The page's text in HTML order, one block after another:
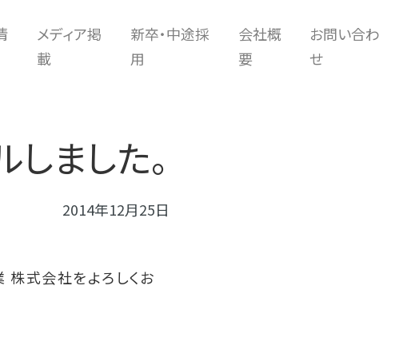
メディア掲
載
新卒・中途採
用
会社概
要
お問い合わ
せ
ました。
2014年12月25日
株式会社をよろしくお